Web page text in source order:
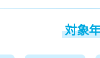
対象